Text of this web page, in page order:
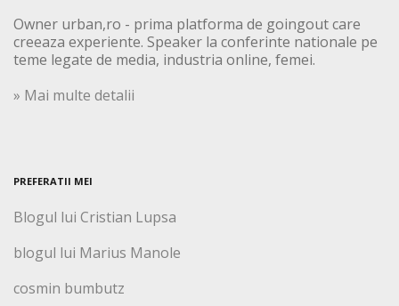
Owner urban,ro - prima platforma de goingout care
creeaza experiente. Speaker la conferinte nationale pe
teme legate de media, industria online, femei.
» Mai multe detalii
PREFERATII MEI
Blogul lui Cristian Lupsa
blogul lui Marius Manole
cosmin bumbutz